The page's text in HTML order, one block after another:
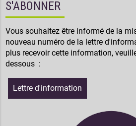
S'ABONNER
Vous souhaitez être informé de la
nouveau numéro de la lettre
plus recevoir cette information,
dessous :
Lettre d'information